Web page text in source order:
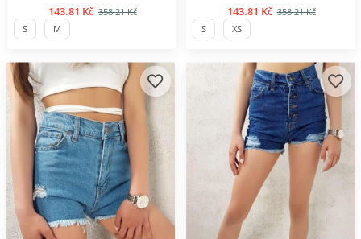
143.81 Kč 358.21 Kč
S M
143.81 Kč 358.21 Kč
S XS